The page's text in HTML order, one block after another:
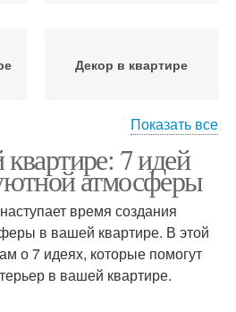
Декор в квартире
Показать все
7 идей
атмосферы
время создания
в вашей квартире. В этой
о 7 идеях, которые помогут
в вашей квартире.